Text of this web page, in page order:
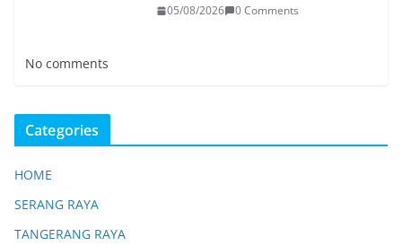
05/08/2026 0 Comments
No comments
Categories
HOME
SERANG RAYA
TANGERANG RAYA